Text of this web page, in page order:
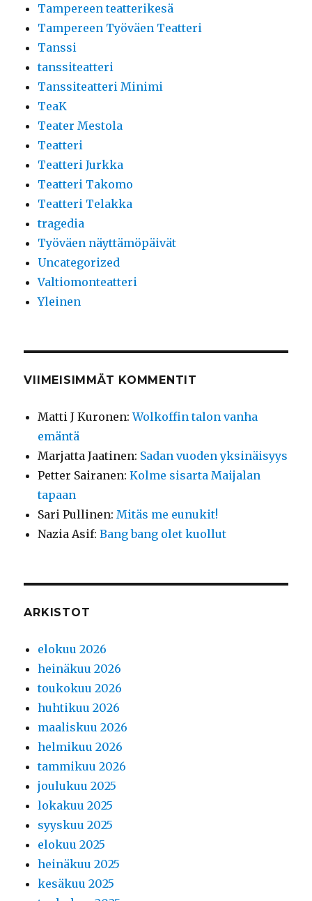
Tampereen teatterikesä
Tampereen Työväen Teatteri
Tanssi
tanssiteatteri
Tanssiteatteri Minimi
TeaK
Teater Mestola
Teatteri
Teatteri Jurkka
Teatteri Takomo
Teatteri Telakka
tragedia
Työväen näyttämöpäivät
Uncategorized
Valtiomonteatteri
Yleinen
VIIMEISIMMÄT KOMMENTIT
Matti J Kuronen:Wolkoffin talon vanha
emäntä
Marjatta Jaatinen: Sadan vuoden yksinäisyys
Petter Sairanen:Kolme sisarta Maijalan
tapaan
Sari Pullinen: Mitäs me eunukit!
Nazia Asif:Bang bang olet kuollut
ARKISTOT
elokuu 2026
heinäkuu 2026
toukokuu 2026
huhtikuu 2026
maaliskuu 2026
helmikuu 2026
tammikuu 2026
joulukuu 2025
lokakuu 2025
syyskuu 2025
elokuu 2025
heinäkuu 2025
kesäkuu 2025